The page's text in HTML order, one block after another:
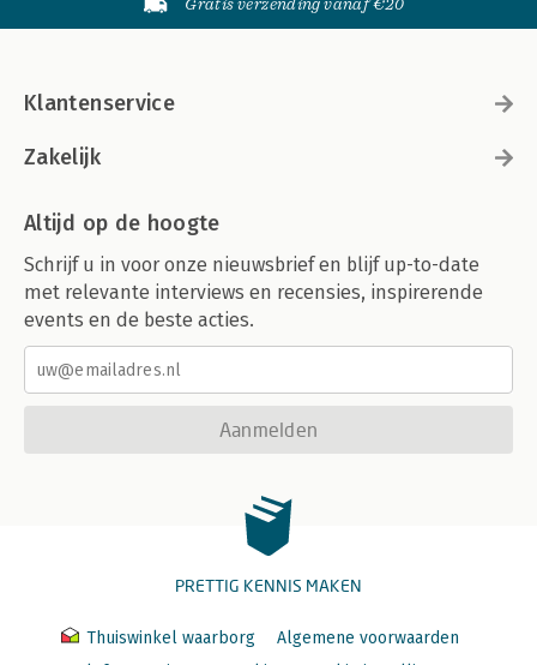
Gratis verzending vanaf €20
Klantenservice
Zakelijk
Altijd op de hoogte
Schrijf u in voor onze nieuwsbrief en blijf up-to-date
met relevante interviews en recensies, inspirerende
events en de beste acties.
Aanmelden
PRETTIG KENNIS MAKEN
Thuiswinkel waarborg
Algemene voorwaarden